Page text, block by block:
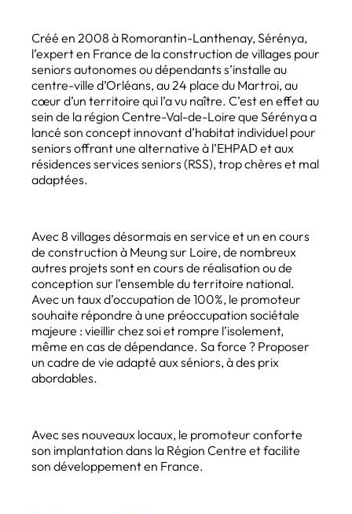
Créé en 2008 à Romorantin-Lanthenay, Sérénya,
l’expert en France de la construction de villages pour
seniors autonomes ou dépendants s’installe au
centre-ville d’Orléans, au 24 place du Martroi, au
cœur d’un territoire qui l’a vu naître. C’est en effet au
sein de la région Centre-Val-de-Loire que Sérénya a
lancé son concept innovant d’habitat individuel pour
seniors offrant une alternative à l’EHPAD et aux
résidences services seniors (RSS), trop chères et mal
adaptées.
Avec 8 villages désormais en service et un en cours
de construction à Meung sur Loire, de nombreux
autres projets sont en cours de réalisation ou de
conception sur l’ensemble du territoire national.
Avec un taux d’occupation de 100%, le promoteur
souhaite répondre à une préoccupation sociétale
majeure : vieillir chez soi et rompre l’isolement,
même en cas de dépendance. Sa force ? Proposer
un cadre de vie adapté aux séniors, à des prix
abordables.
Avec ses nouveaux locaux, le promoteur conforte
son implantation dans la Région Centre et facilite
son développement en France.